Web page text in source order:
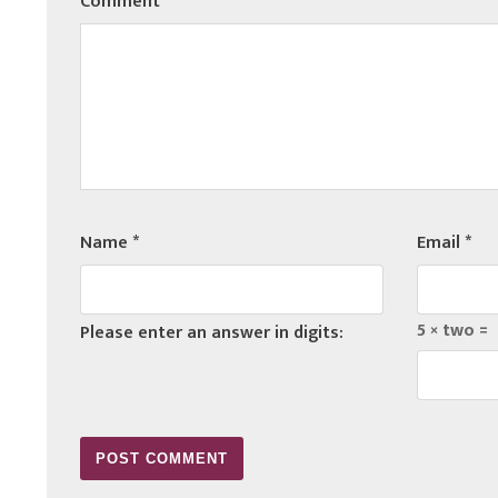
Name* Email*
Please enter an answer in digits: 5 × two =